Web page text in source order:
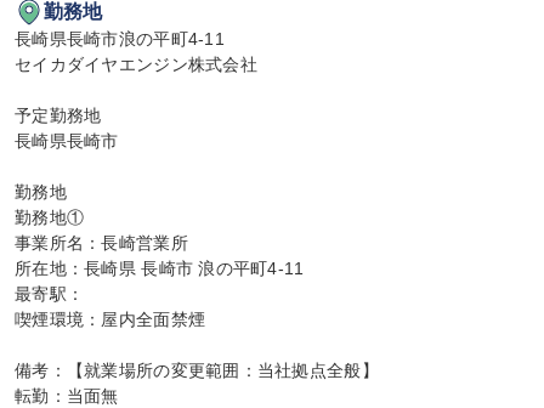
勤務地
長崎県長崎市浪の平町4-11
セイカダイヤエンジン株式会社
予定勤務地
長崎県長崎市
勤務地
勤務地①
事業所名：長崎営業所
所在地：長崎県 長崎市 浪の平町4-11
最寄駅：
喫煙環境：屋内全面禁煙
備考：【就業場所の変更範囲：当社拠点全般】
転勤：当面無